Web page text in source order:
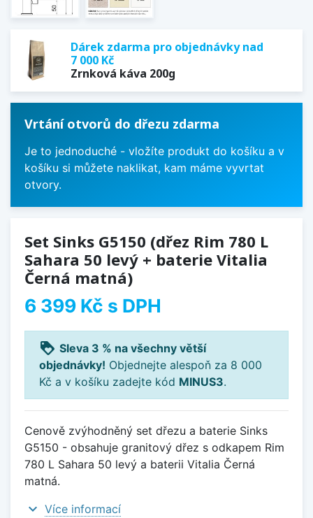
Dárek zdarma pro objednávky nad
7 000 Kč
Zrnková káva 200g
Vrtání otvorů do dřezu zdarma
Je to jednoduché - vložíte produkt do košíku a v
košíku si můžete naklikat, kam máme vyvrtat
otvory.
Set Sinks G5150 (dřez Rim 780 L
Sahara 50 levý + baterie Vitalia
Černá matná)
6 399 Kč s DPH
loyalty Sleva 3 % na všechny větší
objednávky! Objednejte alespoň za 8 000
Kč a v košíku zadejte kód MINUS3.
Cenově zvýhodněný set dřezu a baterie Sinks
G5150 - obsahuje granitový dřez s odkapem Rim
780 L Sahara 50 levý a baterii Vitalia Černá
matná.
expand_more Více informací